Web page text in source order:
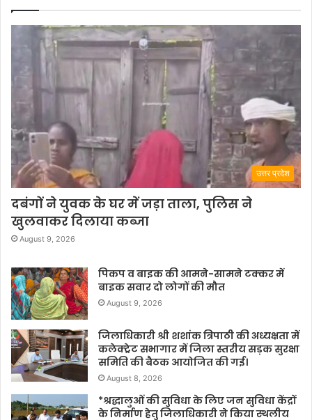
उत्तर प्रदेश
दबंगों ने युवक के घर में जड़ा ताला, पुलिस ने
खुलवाकर दिलाया कब्जा
August 9, 2026
पिकप व बाइक की आमने-सामने टक्कर में
बाइक सवार दो लोगों की मौत
August 9, 2026
जिलाधिकारी श्री शशांक त्रिपाठी की अध्यक्षता में
कलेक्ट्रेट सभागार में जिला स्तरीय सड़क सुरक्षा
समिति की बैठक आयोजित की गई।
August 8, 2026
*श्रद्धालुओं की सुविधा के लिए जन सुविधा केंद्रों
के निर्माण हेतु जिलाधिकारी ने किया स्थलीय